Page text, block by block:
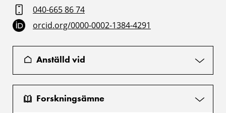
040-665 86 74
orcid.org/0000-0002-1384-4291
Anställd vid
Forskningsämne